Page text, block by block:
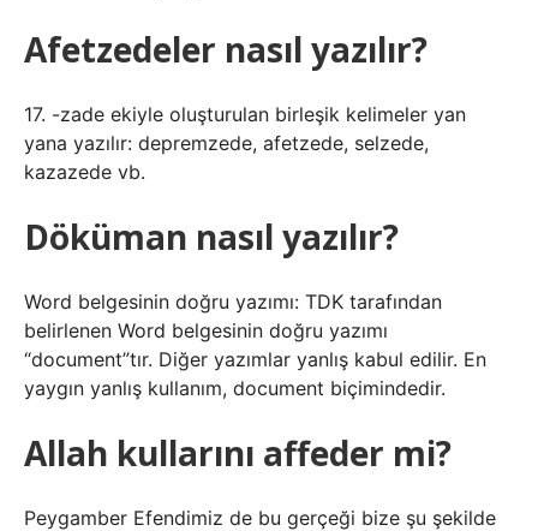
Afetzedeler nasıl yazılır?
17. -zade ekiyle oluşturulan birleşik kelimeler yan
yana yazılır: depremzede, afetzede, selzede,
kazazede vb.
Döküman nasıl yazılır?
Word belgesinin doğru yazımı: TDK tarafından
belirlenen Word belgesinin doğru yazımı
“document”tır. Diğer yazımlar yanlış kabul edilir. En
yaygın yanlış kullanım, document biçimindedir.
Allah kullarını affeder mi?
Peygamber Efendimiz de bu gerçeği bize şu şekilde